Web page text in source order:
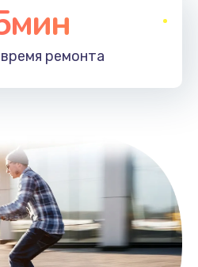
ремонта